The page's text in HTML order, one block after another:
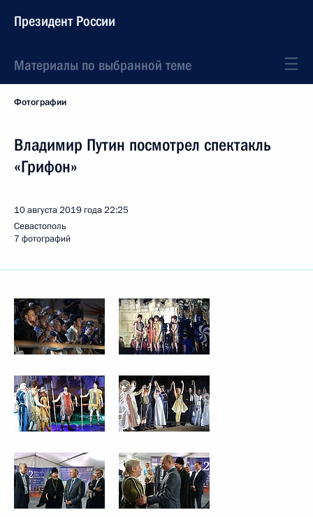
Президент России
Материалы по выбранной теме
Фотографии
Владимир Путин посмотрел спектакль
«Грифон»
10 августа 2019 года22:25
Севастополь
7 фотографий